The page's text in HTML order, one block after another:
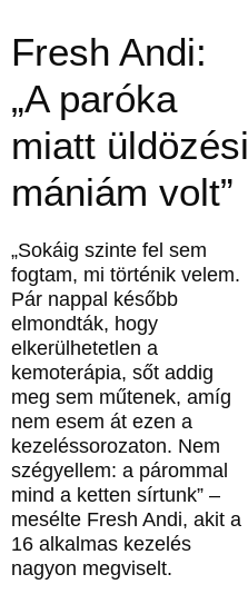
Fresh Andi:
„A paróka
miatt üldözési
mániám volt”
„Sokáig szinte fel sem
fogtam, mi történik velem.
Pár nappal később
elmondták, hogy
elkerülhetetlen a
kemoterápia, sőt addig
meg sem műtenek, amíg
nem esem át ezen a
kezeléssorozaton. Nem
szégyellem: a párommal
mind a ketten sírtunk” –
mesélte Fresh Andi, akit a
16 alkalmas kezelés
nagyon megviselt.